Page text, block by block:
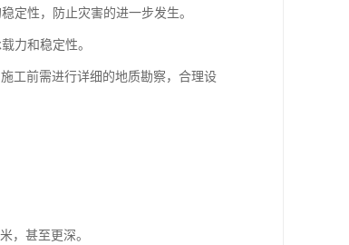
定性，防止灾害的进一步发生。
力和稳定性。
工前需进行详细的地质勘察，合理设
，甚至更深。